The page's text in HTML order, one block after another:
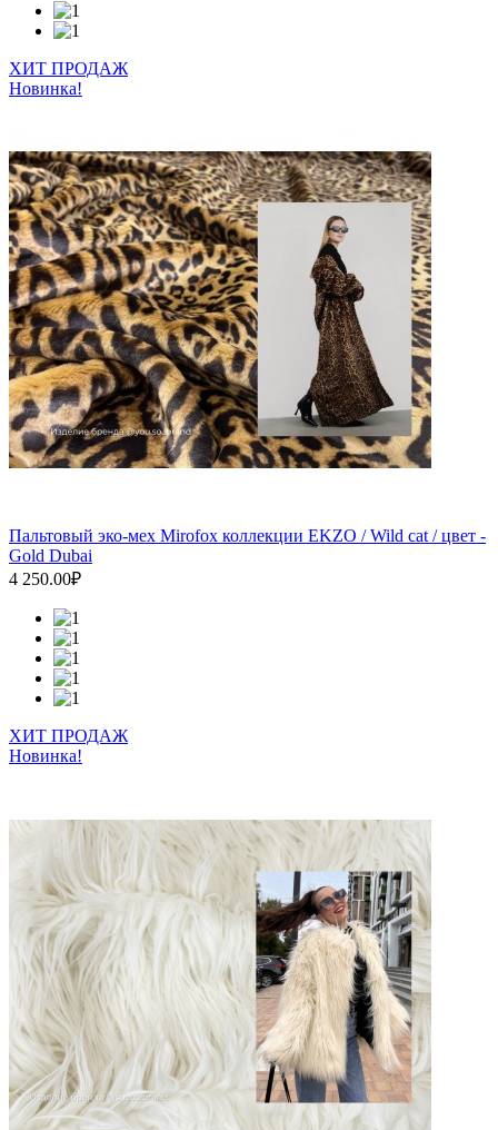
ХИТ ПРОДАЖ
Новинка!
Пальтовый эко-мех Mirofox коллекции EKZO / Wild cat / цвет -
Gold Dubai
4 250.00₽
ХИТ ПРОДАЖ
Новинка!